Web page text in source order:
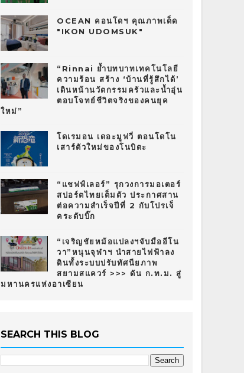
OCEAN คอนโดฯ คุณภาพเด็ด
"IKON UDOMSUK"
“Rinnai ย้ำบทบาทเทคโนโลยี
ความร้อน สร้าง ‘บ้านที่รู้สึกได้’
เดินหน้านวัตกรรมครัวและน้ำอุ่น
ตอบโจทย์ชีวิตจริงของคนยุค
ใหม่”
โดเรมอน เดอะมูฟวี่ ตอนโดโน
เสาร์ตัวใหม่ของโนบิตะ
“แชฟฟ์เลอร์” รุกวงการมอเตอร์
สปอร์ตไทยเต็มตัว ประกาศสาน
ต่อความสำเร็จปีที่ 2 กับโปรเจ็
คระดับบิ๊ก
“เจริญชัยหม้อแปลงฯจับมืออีโน
วา”หนุนจุฬาฯ นำสายไฟฟ้าลง
ดินทั้งระบบปรับทัศนียภาพ
สยามสแควร์ >>> ดัน ก.ท.ม. สู่
มหานครแห่งอาเซียน
SEARCH THIS BLOG